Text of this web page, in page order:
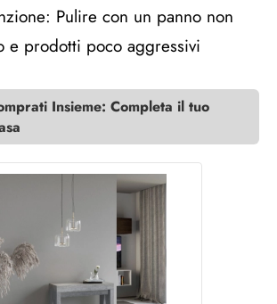
Pulire con un panno non
e prodotti poco aggressivi
Insieme: Completa il tuo